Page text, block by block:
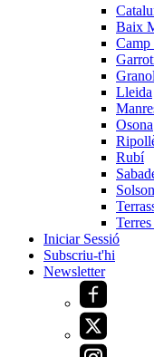
Baix
Camp
Lleida
Osona
Rubí
Iniciar Sessió
Subscriu-t'hi
Newsletter